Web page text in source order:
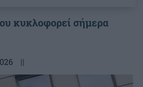
κυκλοφορεί σήμερα
||